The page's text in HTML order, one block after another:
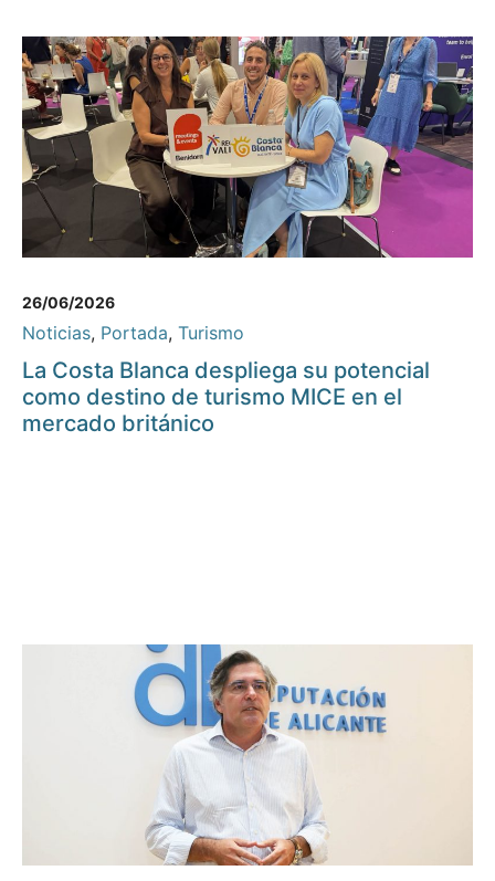
26/06/2026
Noticias, Portada, Turismo
La Costa Blanca despliega su potencial
como destino de turismo MICE en el
mercado británico